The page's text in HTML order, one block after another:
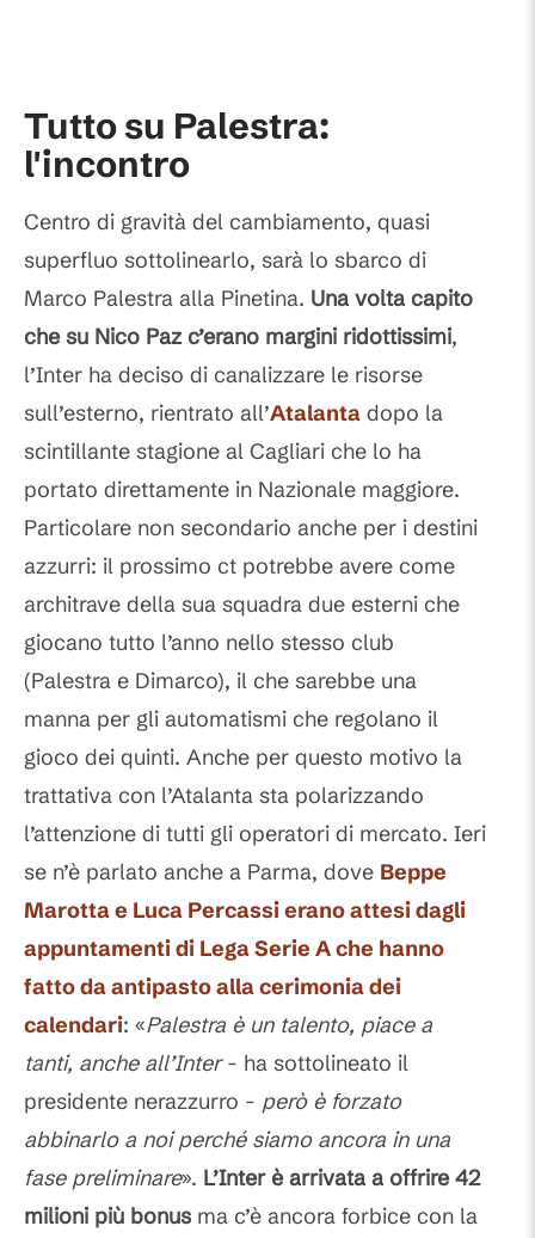
Tutto su Palestra:
l'incontro
Centro di gravità del cambiamento, quasi
superfluo sottolinearlo, sarà lo sbarco di
Marco Palestra alla Pinetina. Una volta capito
che su Nico Paz c’erano margini ridottissimi,
l’Inter ha deciso di canalizzare le risorse
sull’esterno, rientrato all’Atalanta dopo la
scintillante stagione al Cagliari che lo ha
portato direttamente in Nazionale maggiore.
Particolare non secondario anche per i destini
azzurri: il prossimo ct potrebbe avere come
architrave della sua squadra due esterni che
giocano tutto l’anno nello stesso club
(Palestra e Dimarco), il che sarebbe una
manna per gli automatismi che regolano il
gioco dei quinti. Anche per questo motivo la
trattativa con l’Atalanta sta polarizzando
l’attenzione di tutti gli operatori di mercato. Ieri
se n’è parlato anche a Parma, dove Beppe
Marotta e Luca Percassi erano attesi dagli
appuntamenti di Lega Serie A che hanno
fatto da antipasto alla cerimonia dei
calendari: «Palestra è un talento, piace a
tanti, anche all’Inter- ha sottolineato il
presidente nerazzurro - però è forzato
abbinarlo a noi perché siamo ancora in una
fase preliminare». L’Inter è arrivata a offrire 42
milioni più bonus ma c’è ancora forbice con la